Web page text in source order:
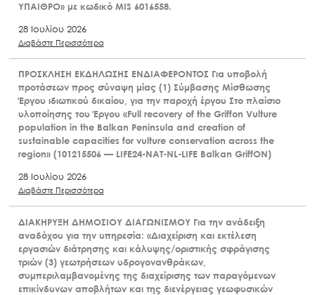
ΥΠΑΙΘΡΟ» με κωδικό MIS 6016558.
28 Ιουλίου 2026
Διαβάστε Περισσότερα
ΠΡΟΣΚΛΗΣΗ ΕΚΔΗΛΩΣΗΣ ΕΝΔΙΑΦΕΡΟΝΤΟΣ Για υποβολή
προτάσεων προς σύναψη μίας (1) Σύμβασης Μίσθωσης
Έργου ιδιωτικού δικαίου, για την παροχή έργου Στο πλαίσιο
υλοποίησης του Έργου «Full recovery of the Griffon Vulture
population in the Balkan Peninsula and creation of
sustainable capacities for vulture conservation across the
region» (101215506 — LIFE24-NAT-NL-LIFE Balkan GriffON)
28 Ιουλίου 2026
Διαβάστε Περισσότερα
ΔΙΑΚΗΡΥΞΗ ΔΗΜΟΣΙΟΥ ΔΙΑΓΩΝΙΣΜΟΥ Για την ανάδειξη
αναδόχου για την υπηρεσία: «Διαχείριση και εκτέλεση
εργασιών διάτρησης και κάλυψης/οριστικής σφράγισης
τριών (3) γεωτρήσεων υδρογονανθράκων,
συμπεριλαμβανομένης της διαχείρισης των παραγόμενων
επικίνδυνων αποβλήτων και της διενέργειας γεωφυσικών